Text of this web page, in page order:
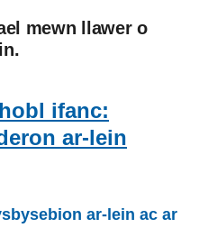
mewn llawer o
ifanc:
ar-lein
ar-lein ac ar